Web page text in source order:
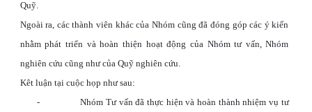
Quỹ.
Ngoài ra, các thành viên khác của Nhóm cũng đã đóng góp các ý kiến
nhằm phát triển và hoàn thiện hoạt động của Nhóm tư vấn, Nhóm
nghiên cứu cũng như của Quỹ nghiên cứu.
Kêt luận tại cuộc họp như sau:
-
Nhóm Tư vấn đã thực hiện và hoàn thành nhiệm vụ tư